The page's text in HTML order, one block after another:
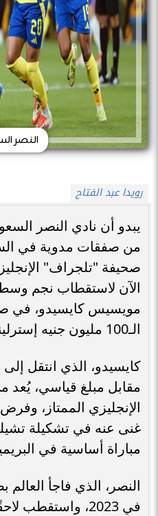
النصر
رويدا عبد الفتاح
يبدو أن نادي النصر
من صفقات مدوية في
صحيفة "تلجراف"
الآن لاستقطاب نجم
مويسيس كايسيدو، في
الـ100 مليون جنيه إسترليني.
كايسيدو، الذي انتقل إلى
مقابل مبلغ قياسي، يُعد
الإنجليزي الممتاز،
غنى عنه في تشكيلة
مباراة أساسية في
النصر، الذي فاجأ العالم
في 2023، واستقطب